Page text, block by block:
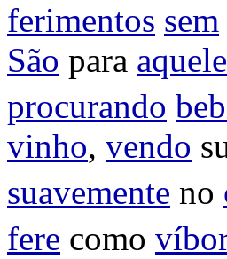
ferimentos sem
São para
procurando
vinho, vendo
suavemente no
fere como